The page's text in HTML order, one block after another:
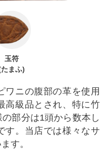
玉符
まふ)
ワニの腹部の革を使用
高級品とされ、特に竹
部分は1頭から数本し
す。当店では様々なサ
す。